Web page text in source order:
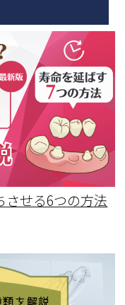
させる6つの方法